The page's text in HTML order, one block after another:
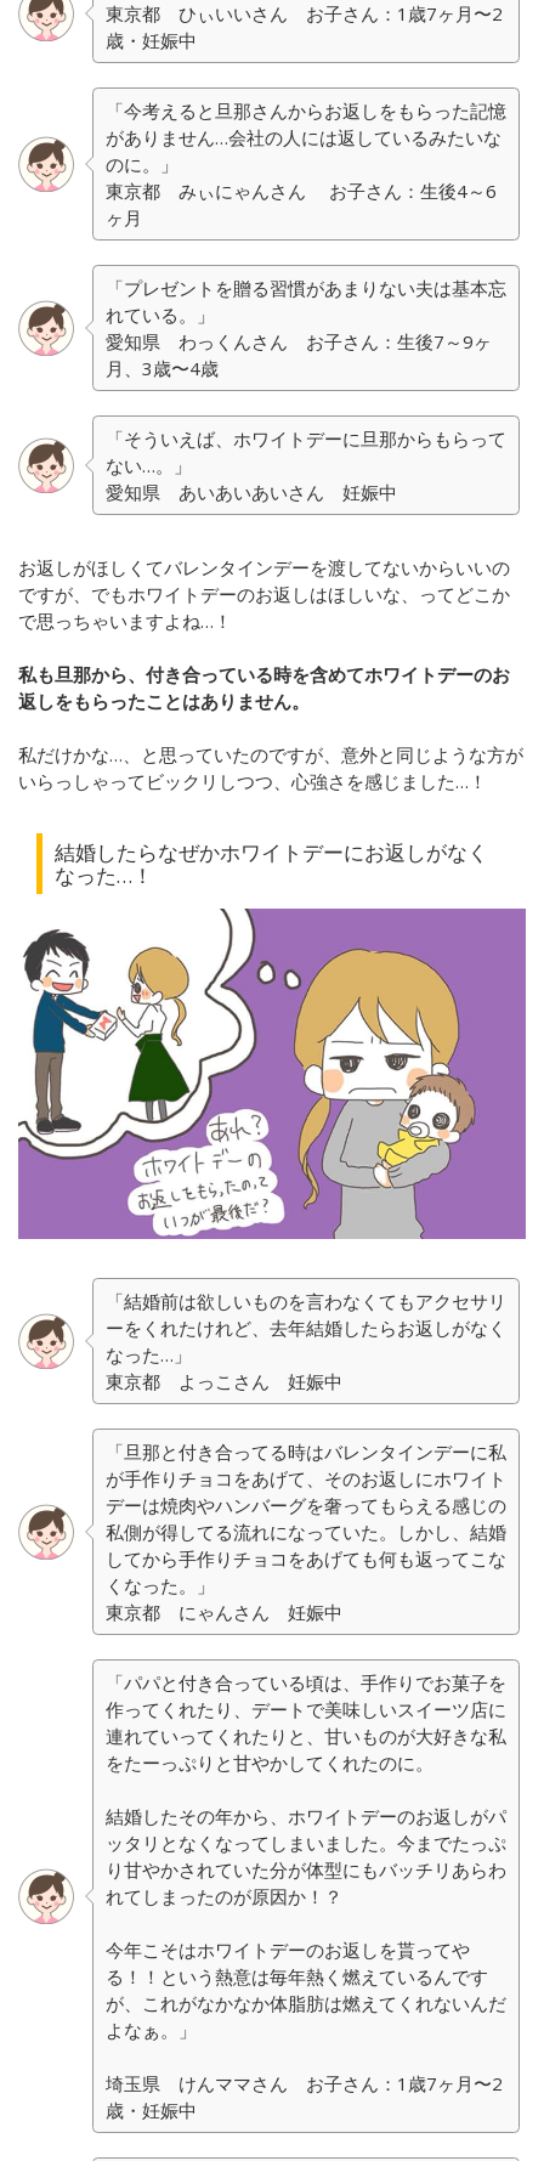
東京都 ひぃいいさん お子さん：1歳7ヶ月〜2
歳・妊娠中
「今考えると旦那さんからお返しをもらった記憶
がありません…会社の人には返しているみたいな
のに。」
東京都 みぃにゃんさん お子さん：生後4～6
ヶ月
「プレゼントを贈る習慣があまりない夫は基本忘
れている。」
愛知県 わっくんさん お子さん：生後7～9ヶ
月、3歳〜4歳
「そういえば、ホワイトデーに旦那からもらって
ない…。」
愛知県 あいあいあいさん 妊娠中
お返しがほしくてバレンタインデーを渡してないからいいの
ですが、でもホワイトデーのお返しはほしいな、ってどこか
で思っちゃいますよね…！
私も旦那から、付き合っている時を含めてホワイトデーのお
返しをもらったことはありません。
私だけかな…、と思っていたのですが、意外と同じような方が
いらっしゃってビックリしつつ、心強さを感じました…！
結婚したらなぜかホワイトデーにお返しがなく
なった…！
「結婚前は欲しいものを言わなくてもアクセサリ
ーをくれたけれど、去年結婚したらお返しがなく
なった…」
東京都 よっこさん 妊娠中
「旦那と付き合ってる時はバレンタインデーに私
が手作りチョコをあげて、そのお返しにホワイト
デーは焼肉やハンバーグを奢ってもらえる感じの
私側が得してる流れになっていた。しかし、結婚
してから手作りチョコをあげても何も返ってこな
くなった。」
東京都 にゃんさん 妊娠中
「パパと付き合っている頃は、手作りでお菓子を
作ってくれたり、デートで美味しいスイーツ店に
連れていってくれたりと、甘いものが大好きな私
をたーっぷりと甘やかしてくれたのに。
結婚したその年から、ホワイトデーのお返しがパ
ッタリとなくなってしまいました。今までたっぷ
り甘やかされていた分が体型にもバッチリあらわ
れてしまったのが原因か！？
今年こそはホワイトデーのお返しを貰ってや
る！！という熱意は毎年熱く燃えているんです
が、これがなかなか体脂肪は燃えてくれないんだ
よなぁ。」
埼玉県 けんママさん お子さん：1歳7ヶ月〜2
歳・妊娠中